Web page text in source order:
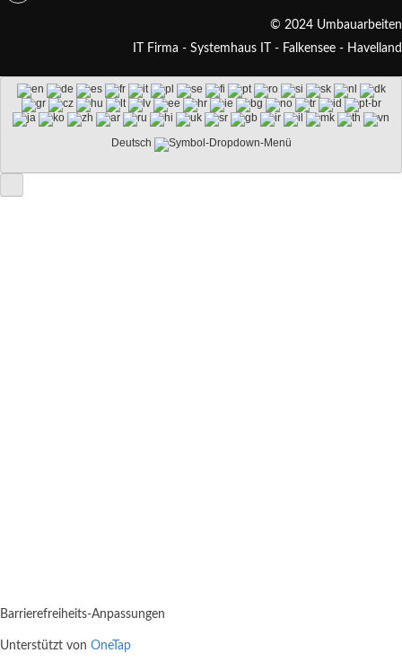
© 2024 Umbauarbeiten
IT Firma - Systemhaus IT - Falkensee - Havelland
Deutsch
Barrierefreiheits-Anpassungen
Unterstützt von OneTap